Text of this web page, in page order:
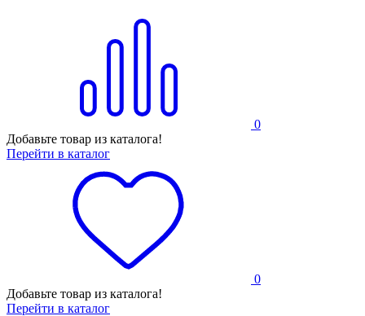
0
Добавьте товар из каталога!
Перейти в каталог
0
Добавьте товар из каталога!
Перейти в каталог